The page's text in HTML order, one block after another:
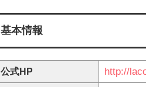
基本情報
公式HP http://